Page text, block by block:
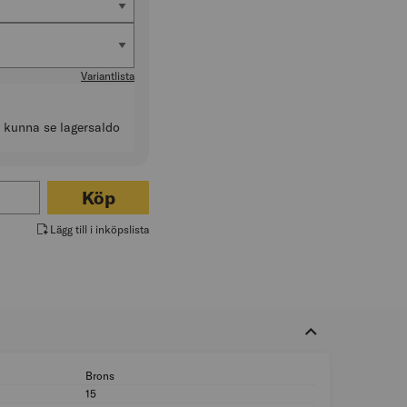
Variantlista
se lagersaldo
NIVÅLIST 2-15MM SLÄT
Köp
Lägg till i inköpslista
Brons
15